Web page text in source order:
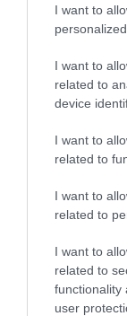
I want to
I want to
related to
device
I want to
related to
I want to
related to
I want to
related to
functionality
user
Stop Eating
298 39